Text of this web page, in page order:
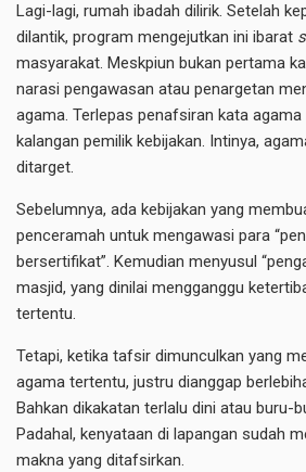
Lagi-lagi, rumah ibadah dilirik. Setelah
dilantik, program mengejutkan ini ibarat
masyarakat. Meskpiun bukan pertama
narasi pengawasan atau penargetan
agama. Terlepas penafsiran kata
kalangan pemilik kebijakan. Intinya,
ditarget.
Sebelumnya, ada kebijakan yang
penceramah untuk mengawasi para
bersertifikat”. Kemudian menyusul
masjid, yang dinilai mengganggu
tertentu.
Tetapi, ketika tafsir dimunculkan yang
agama tertentu, justru dianggap
Bahkan dikakatan terlalu dini atau buru-
Padahal, kenyataan di lapangan sudah
makna yang ditafsirkan.